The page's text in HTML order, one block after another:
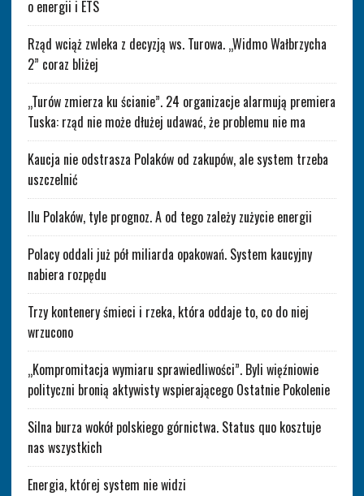
o energii i ETS
Rząd wciąż zwleka z decyzją ws. Turowa. „Widmo Wałbrzycha
2” coraz bliżej
„Turów zmierza ku ścianie”. 24 organizacje alarmują premiera
Tuska: rząd nie może dłużej udawać, że problemu nie ma
Kaucja nie odstrasza Polaków od zakupów, ale system trzeba
uszczelnić
Ilu Polaków, tyle prognoz. A od tego zależy zużycie energii
Polacy oddali już pół miliarda opakowań. System kaucyjny
nabiera rozpędu
Trzy kontenery śmieci i rzeka, która oddaje to, co do niej
wrzucono
„Kompromitacja wymiaru sprawiedliwości”. Byli więźniowie
polityczni bronią aktywisty wspierającego Ostatnie Pokolenie
Silna burza wokół polskiego górnictwa. Status quo kosztuje
nas wszystkich
Energia, której system nie widzi